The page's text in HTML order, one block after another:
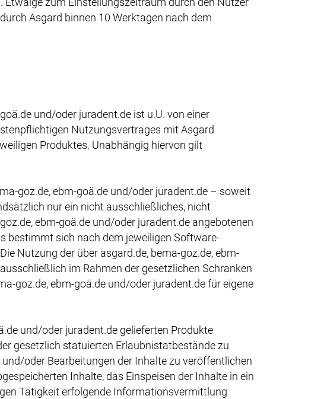
Asgard binnen 10 Werktagen nach dem
und/oder juradent.de ist u.U. von einer
Nutzungsvertrages mit Asgard
Produktes. Unabhängig hiervon gilt
goz.de, ebm-goä.de und/oder juradent.de – soweit
nur ein nicht ausschließliches, nicht
ebm-goä.de und/oder juradent.de angebotenen
bestimmt sich nach dem jeweiligen Software-
Nutzung der über asgard.de, bema-goz.de, ebm-
im Rahmen der gesetzlichen Schranken
goz.de, ebm-goä.de und/oder juradent.de für eigene
und/oder juradent.de gelieferten Produkte
gesetzlich statuierten Erlaubnistatbestände zu
oder Bearbeitungen der Inhalte zu veröffentlichen
Inhalte, das Einspeisen der Inhalte in ein
Tätigkeit erfolgende Informationsvermittlung